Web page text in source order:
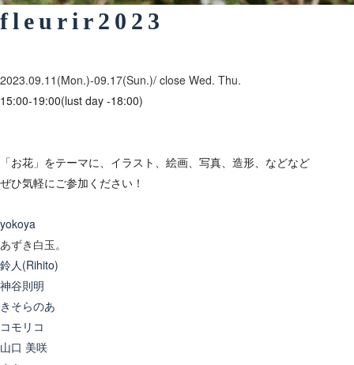
fleurir2023
2023.09.11 (Mon.)-09.17(Sun.)/ close Wed. Thu.
15:00-19:00(lust day -18:00)
「お花」をテーマに、イラスト、絵画、写真、造形、などなど
ぜひ気軽にご参加ください！
yokoya
あずき白玉。
鈴人(Rihito)
神谷則明
きそらのあ
コモリコ
山口 美咲